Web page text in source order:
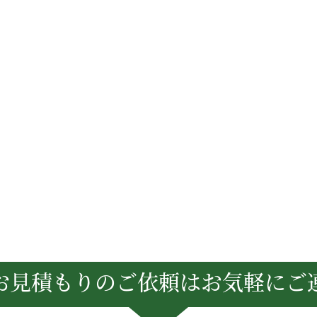
積もりのご依頼はお気軽に